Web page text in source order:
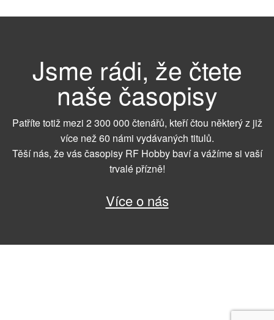
Jsme rádi, že čtete
naše časopisy
Patříte totiž mezi 2 300 000 čtenářů, kteří čtou některý z již
více než 60 námi vydávaných titulů.
Těší nás, že vás časopisy RF Hobby baví a vážíme si vaší
trvalé přízně!
Více o nás